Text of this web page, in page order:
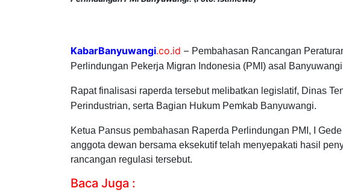
KabarBanyuwangi.co.id – Pembahasan Rancangan
Perlindungan Pekerja Migran Indonesia (PMI) asal
Rapat finalisasi raperda tersebut melibatkan legislatif, Dinas
Perindustrian, serta Bagian Hukum Pemkab Banyuwangi.
Ketua Pansus pembahasan Raperda Perlindungan PMI, I
anggota dewan bersama eksekutif telah menyepakati hasil
rancangan regulasi tersebut.
Baca Juga :